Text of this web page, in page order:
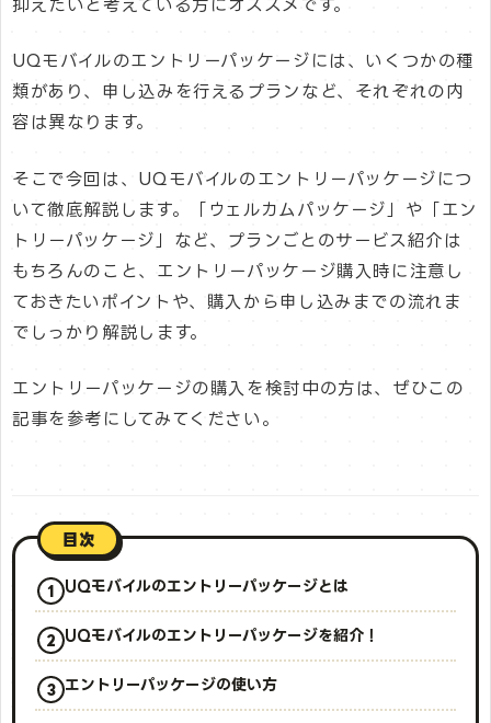
抑えたいと考えている方にオススメです。
UQモバイルのエントリーパッケージには、いくつかの種
類があり、申し込みを行えるプランなど、それぞれの内
容は異なります。
そこで今回は、UQモバイルのエントリーパッケージにつ
いて徹底解説します。「ウェルカムパッケージ」や「エン
トリーパッケージ」など、プランごとのサービス紹介は
もちろんのこと、エントリーパッケージ購入時に注意し
ておきたいポイントや、購入から申し込みまでの流れま
でしっかり解説します。
エントリーパッケージの購入を検討中の方は、ぜひこの
記事を参考にしてみてください。
目次
UQモバイルのエントリーパッケージとは
UQモバイルのエントリーパッケージを紹介！
エントリーパッケージの使い方